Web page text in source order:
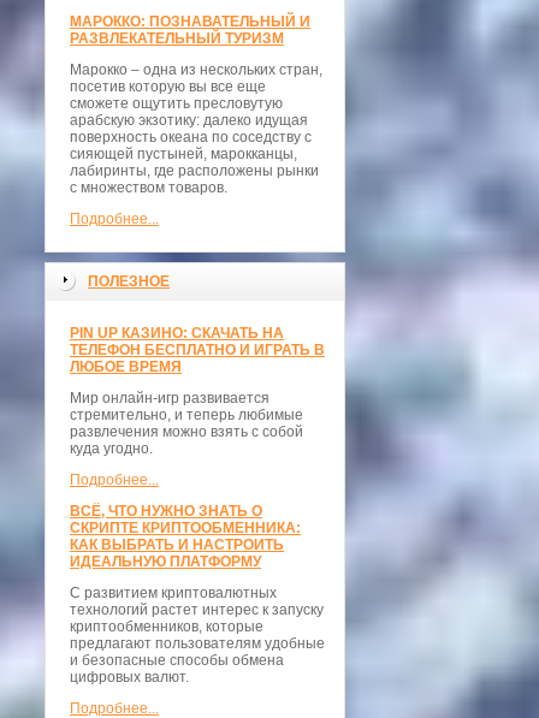
МАРОККО: ПОЗНАВАТЕЛЬНЫЙ И
РАЗВЛЕКАТЕЛЬНЫЙ ТУРИЗМ
Марокко – одна из нескольких стран,
посетив которую вы все еще
сможете ощутить пресловутую
арабскую экзотику: далеко идущая
поверхность океана по соседству с
сияющей пустыней, марокканцы,
лабиринты, где расположены рынки
с множеством товаров.
Подробнее...
ПОЛЕЗНОЕ
PIN UP КАЗИНО: СКАЧАТЬ НА
ТЕЛЕФОН БЕСПЛАТНО И ИГРАТЬ В
ЛЮБОЕ ВРЕМЯ
Мир онлайн-игр развивается
стремительно, и теперь любимые
развлечения можно взять с собой
куда угодно.
Подробнее...
ВСЁ, ЧТО НУЖНО ЗНАТЬ О
СКРИПТЕ КРИПТООБМЕННИКА:
КАК ВЫБРАТЬ И НАСТРОИТЬ
ИДЕАЛЬНУЮ ПЛАТФОРМУ
С развитием криптовалютных
технологий растет интерес к запуску
криптообменников, которые
предлагают пользователям удобные
и безопасные способы обмена
цифровых валют.
Подробнее...